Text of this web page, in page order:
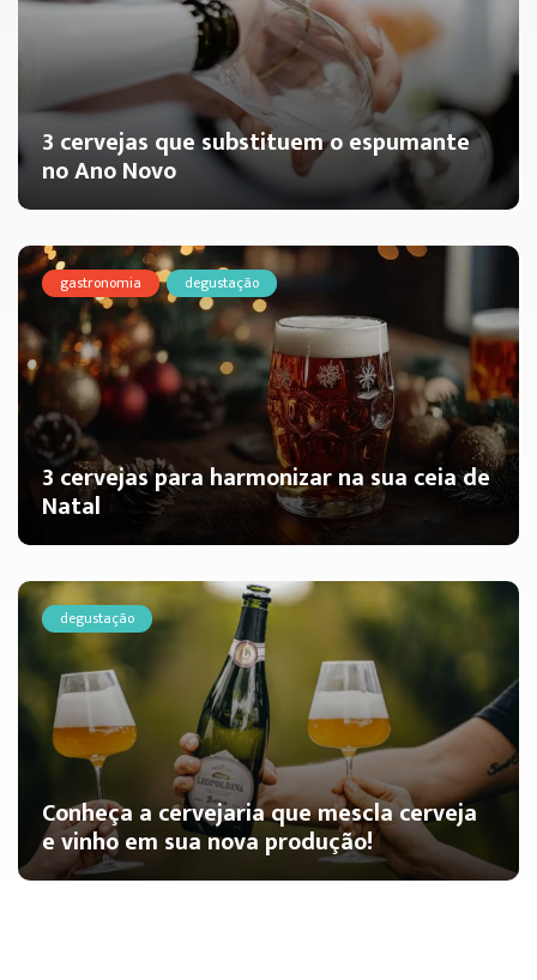
3 cervejas que substituem o espumante
no Ano Novo
gastronomia degustação
3 cervejas para harmonizar na sua ceia de
Natal
degustação
Conheça a cervejaria que mescla cerveja
e vinho em sua nova produção!